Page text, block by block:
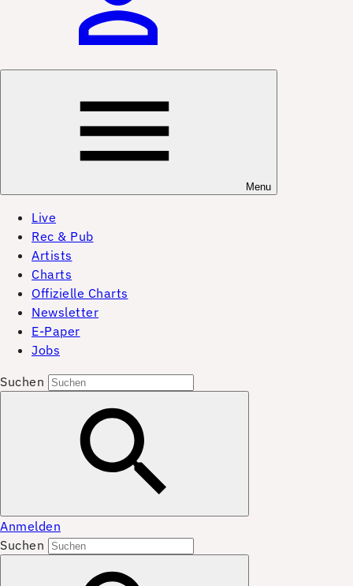
Menu
Live
Rec & Pub
Artists
Charts
Offizielle Charts
Newsletter
E-Paper
Jobs
Suchen
Anmelden
Suchen